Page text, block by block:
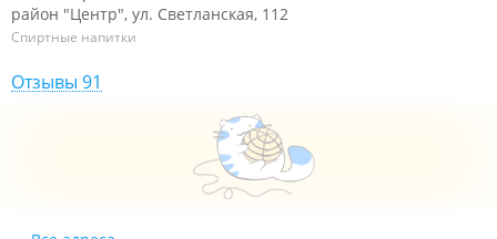
район "Центр", ул. Светланская, 112
Спиртные напитки
Отзывы 91